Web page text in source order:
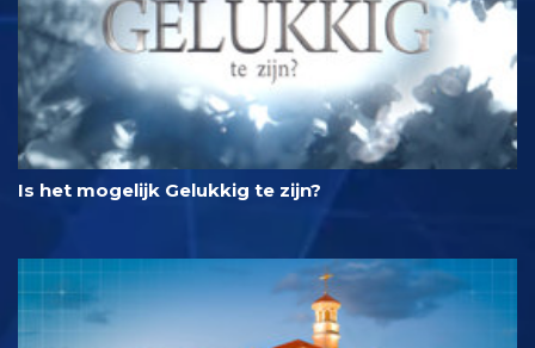
Is het mogelijk Gelukkig te zijn?